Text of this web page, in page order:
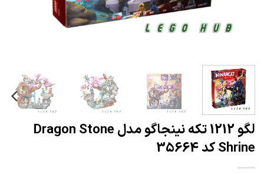
لگو 1212 تکه نینجاگو مدل Dragon Stone
Shrine کد 35664